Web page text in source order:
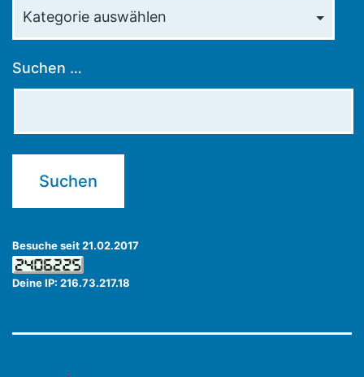
Suchen …
Besuche seit 21.02.2017
Deine IP: 216.73.217.18